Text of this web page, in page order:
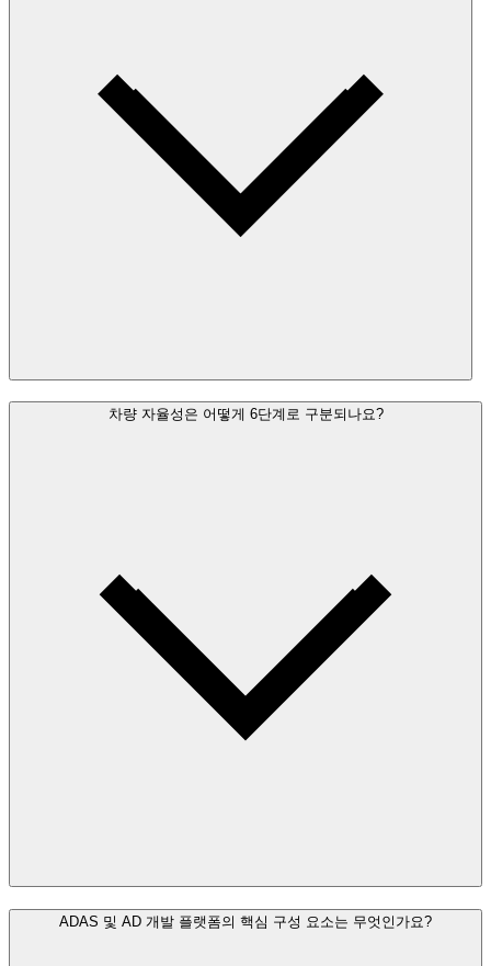
차량 자율성은 어떻게 6단계로 구분되나요?
ADAS 및 AD 개발 플랫폼의 핵심 구성 요소는 무엇인가요?